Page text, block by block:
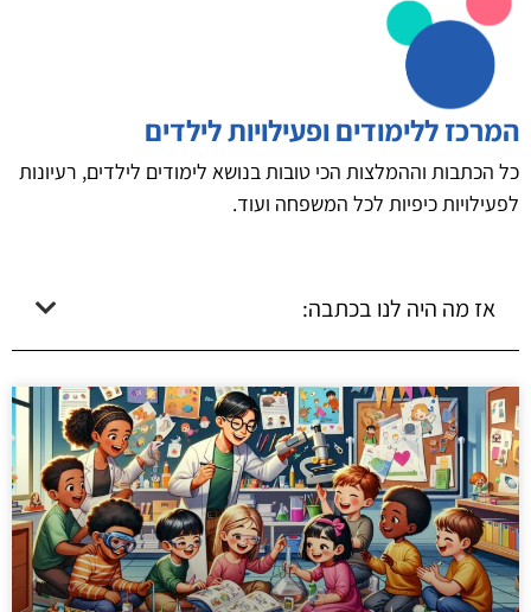
המרכז ללימודים ופעילויות לילדים
כל הכתבות וההמלצות הכי טובות בנושא לימודים לילדים, רעיונות
לפעילויות כיפיות לכל המשפחה ועוד.
אז מה היה לנו בכתבה: